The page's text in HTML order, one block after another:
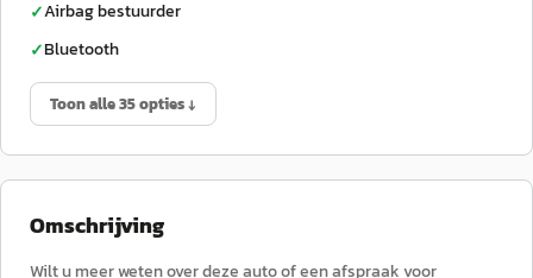
✓Airbag bestuurder
✓Bluetooth
Toon alle 35 opties ↓
Omschrijving
Wilt u meer weten over deze auto of een afspraak voor